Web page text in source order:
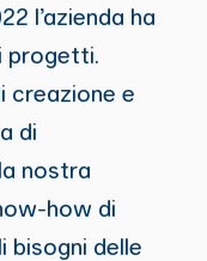
l’azienda ha
progetti.
creazione e
di
nostra
how di
bisogni delle